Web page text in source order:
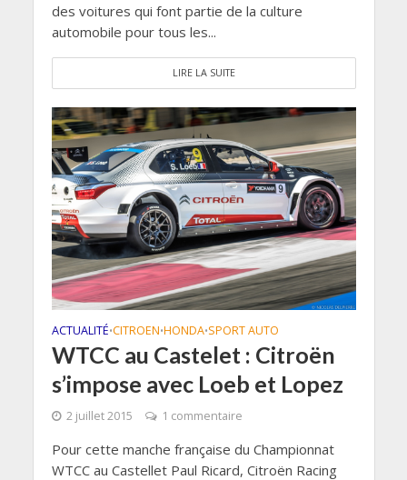
des voitures qui font partie de la culture
automobile pour tous les...
LIRE LA SUITE
ACTUALITÉ•CITROEN•HONDA•SPORT AUTO
WTCC au Castelet : Citroën
s’impose avec Loeb et Lopez
2 juillet 2015 1 commentaire
Pour cette manche française du Championnat
WTCC au Castellet Paul Ricard, Citroën Racing